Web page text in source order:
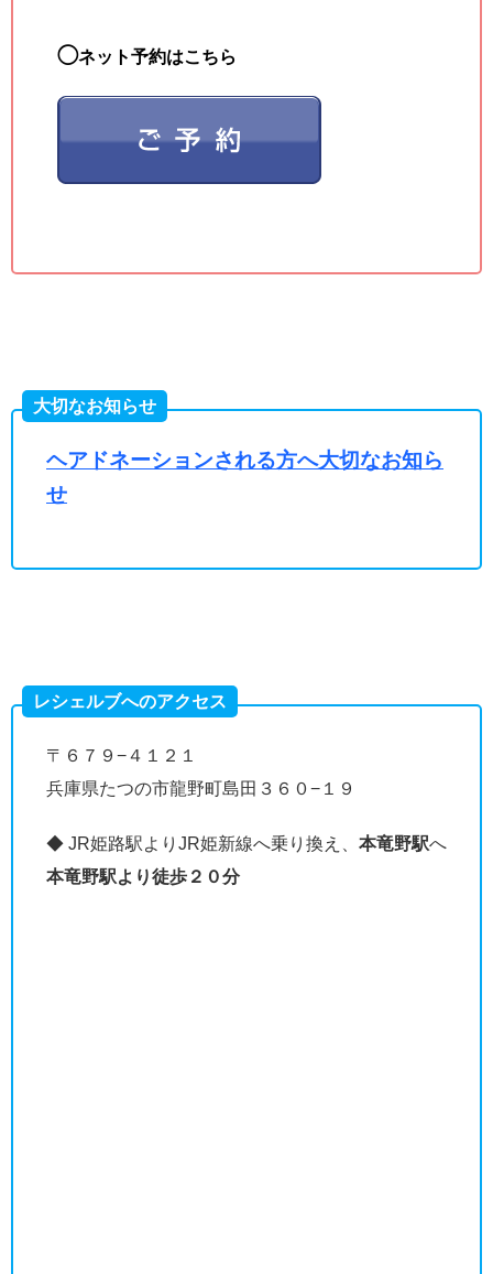
◯ネット予約はこちら
大切なお知らせ
ヘアドネーションされる方へ大切なお知ら
せ
レシェルブへのアクセス
〒６７９−４１２１
兵庫県たつの市龍野町島田３６０−１９
◆ JR姫路駅よりJR姫新線へ乗り換え、 本竜野駅へ
本竜野駅より徒歩２０分